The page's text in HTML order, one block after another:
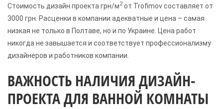
Стоимость дизайн проекта грн/м2от Trofimov составляет от
3000 грн. Расценки в компании адекватные и цена – самая
низкая не только в Полтаве, но и по Украине. Цена работ
никогда не завышается и соответствует профессионализму
дизайнеров и работников компании.
ВАЖНОСТЬ НАЛИЧИЯ ДИЗАЙН-
ПРОЕКТА ДЛЯ ВАННОЙ КОМНАТЫ